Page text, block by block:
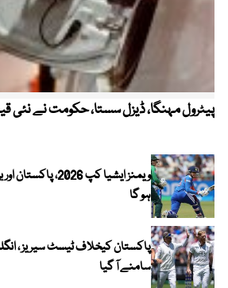
پیٹرول مہنگا، ڈیزل سستا، حکومت نے نئی
ویمنز ایشیا کپ
ہو گا
سامنے آ گیا